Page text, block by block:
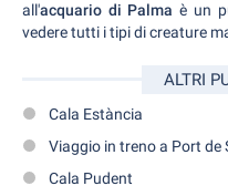
all'acquario di Palma è un
vedere tutti i tipi di creature
ALTRI
Cala Estància
Viaggio in treno a Port de
Cala Pudent